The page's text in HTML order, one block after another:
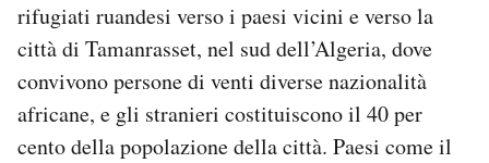
rifugiati ruandesi verso i paesi vicini e verso la
città di Tamanrasset, nel sud dell’Algeria, dove
convivono persone di venti diverse nazionalità
africane, e gli stranieri costituiscono il 40 per
cento della popolazione della città. Paesi come il